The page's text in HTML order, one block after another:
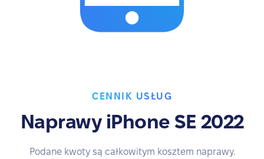
CENNIK USŁUG
Naprawy iPhone SE 2022
Podane kwoty są całkowitym kosztem naprawy.